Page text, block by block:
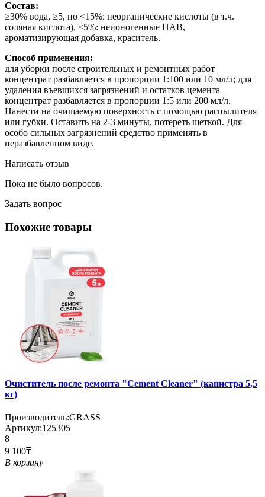
Состав:
≥30% вода, ≥5, но <15%: неорганические кислоты (в т.ч.
соляная кислота), <5%: неионогенные ПАВ,
ароматизирующая добавка, краситель.
Способ применения:
для уборки после строительных и ремонтных работ
концентрат разбавляется в пропорции 1:100 или 10 мл/л; для
удаления въевшихся загрязнений и остатков цемента
концентрат разбавляется в пропорции 1:5 или 200 мл/л.
Нанести на очищаемую поверхность с помощью распылителя
или губки. Оставить на 2-3 минуты, потереть щеткой. Для
особо сильных загрязнений средство применять в
неразбавленном виде.
Написать отзыв
Пока не было вопросов.
Задать вопрос
Похожие товары
Очиститель после ремонта "Cement Cleaner" (канистра 5,5
кг)
Производитель:GRASS
Артикул:125305
8
9 100₸
В корзину